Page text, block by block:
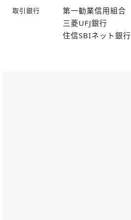
取引銀行
第一勧業信用組合
三菱UFJ銀行
住信SBIネット銀行